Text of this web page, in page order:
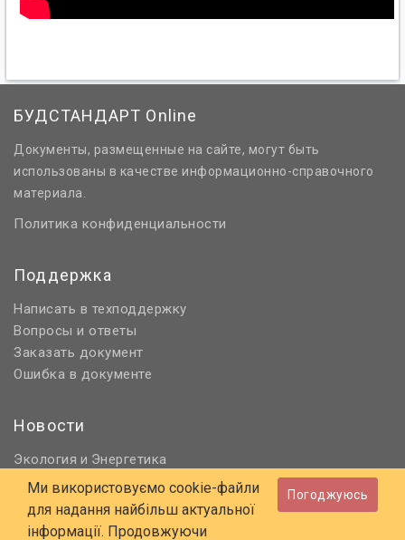
БУДСТАНДАРТ Online
Документы, размещенные на сайте, могут быть
использованы в качестве информационно-справочного
материала.
Политика конфиденциальности
Поддержка
Написать в техподдержку
Вопросы и ответы
Заказать документ
Ошибка в документе
Новости
Экология и Энергетика
Нормативное регулирование
Строительство и проектирование
Охрана труда и ПБ
Ми використовуємо cookie-файли
для надання найбільш актуальної
інформації. Продовжуючи
Погоджуюсь